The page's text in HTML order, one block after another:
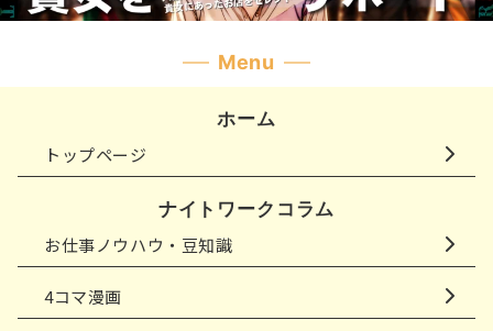
Menu
ホーム
トップページ
ナイトワークコラム
お仕事ノウハウ・豆知識
4コマ漫画